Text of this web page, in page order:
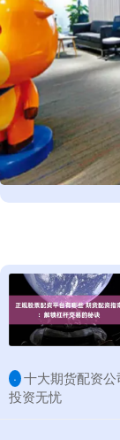
· 十大期货配资
投资无忧